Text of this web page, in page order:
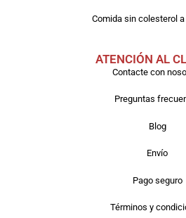
Comida sin colesterol
ATENCIÓN AL
Contacte con
Preguntas
Blog
Envío
Pago seguro
Términos y